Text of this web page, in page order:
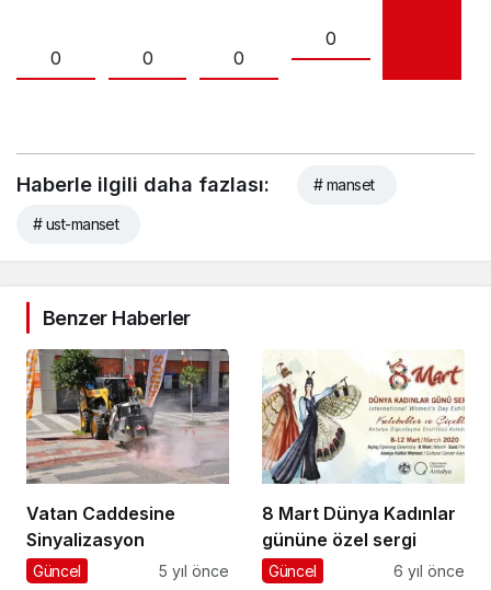
0 0 0 0
Haberle ilgili daha fazlası: # manset
# ust-manset
Benzer Haberler
Vatan Caddesine
Sinyalizasyon
Güncel 5 yıl önce
8 Mart Dünya Kadınlar
gününe özel sergi
Güncel 6 yıl önce